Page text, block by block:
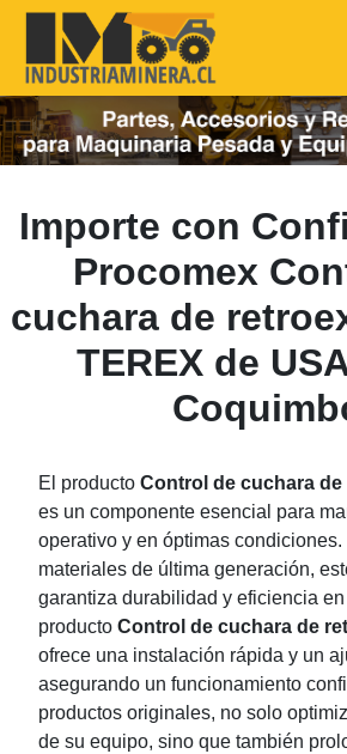
Importe con
Procomex
cuchara de
TEREX de
El producto Control de cuchara
es un componente esencial para
operativo y en óptimas
materiales de última generación,
garantiza durabilidad y eficiencia
producto Control de cuchara de
ofrece una instalación rápida y un
asegurando un funcionamiento
productos originales, no solo
de su equipo, sino que también